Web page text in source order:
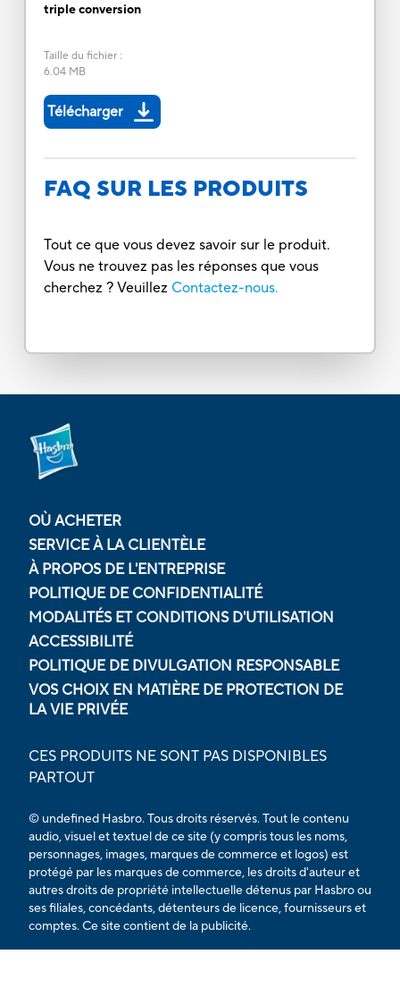
triple conversion
Taille du fichier:
6.04 MB
Télécharger
FAQ SUR LES PRODUITS
Tout ce que vous devez savoir sur le produit.
Vous ne trouvez pas les réponses que vous
cherchez ? Veuillez Contactez-nous.
OÙ ACHETER
SERVICE À LA CLIENTÈLE
À PROPOS DE L'ENTREPRISE
POLITIQUE DE CONFIDENTIALITÉ
MODALITÉS ET CONDITIONS D'UTILISATION
ACCESSIBILITÉ
POLITIQUE DE DIVULGATION RESPONSABLE
VOS CHOIX EN MATIÈRE DE PROTECTION DE
LA VIE PRIVÉE
CES PRODUITS NE SONT PAS DISPONIBLES
PARTOUT
© undefined Hasbro. Tous droits réservés. Tout le contenu
audio, visuel et textuel de ce site (y compris tous les noms,
personnages, images, marques de commerce et logos) est
protégé par les marques de commerce, les droits d'auteur et
autres droits de propriété intellectuelle détenus par Hasbro ou
ses filiales, concédants, détenteurs de licence, fournisseurs et
comptes. Ce site contient de la publicité.